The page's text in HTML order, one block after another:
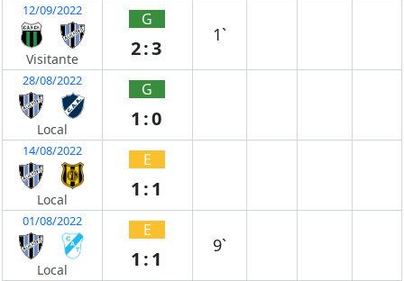
12/09/2022
Visitante
G
2:3
1`
28/08/2022
Local
G
1:0
14/08/2022
Local
E
1:1
01/08/2022
Local
E
1:1
9`